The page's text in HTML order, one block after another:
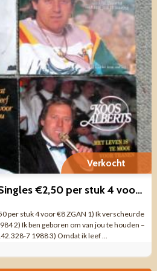
Verkocht
Koos Alberts 4 Vinyl Singles €2,50 per stuk 4 voor €8 ZGAN
per stuk 4 voor €8 ZGAN 1) Ik verscheurde
2) Ik ben geboren om van jou te houden –
7 1988 3) Omdat ik leef ...